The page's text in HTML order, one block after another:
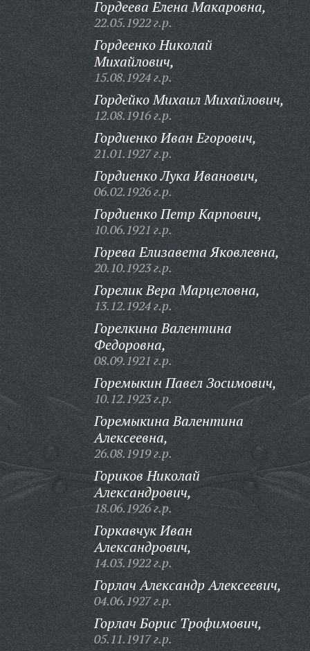
Гордеева Елена Макаровна,
22.05.1922 г.р.
Гордеенко Николай
Михайлович,
15.08.1924 г.р.
Гордейко Михаил Михайлович,
12.08.1916 г.р.
Гордиенко Иван Егорович,
21.01.1927 г.р.
Гордиенко Лука Иванович,
06.02.1926 г.р.
Гордиенко Петр Карпович,
10.06.1921 г.р.
Горева Елизавета Яковлевна,
20.10.1923 г.р.
Горелик Вера Марцеловна,
13.12.1924 г.р.
Горелкина Валентина
Федоровна,
08.09.1921 г.р.
Горемыкин Павел Зосимович,
10.12.1923 г.р.
Горемыкина Валентина
Алексеевна,
26.08.1919 г.р.
Гориков Николай
Александрович,
18.06.1926 г.р.
Горкавчук Иван
Александрович,
14.03.1922 г.р.
Горлач Александр Алексеевич,
04.06.1927 г.р.
Горлач Борис Трофимович,
05.11.1917 г.р.